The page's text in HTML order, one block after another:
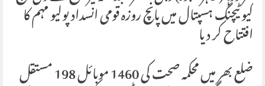
کیو ٹیچنگ ہسپتال میں پانچ روزہ قومی انسداد پولیو مہم کا
افتتاح کر دیا
ضلع بھر میں محکمہ صحت کی 1460 موبائل 198 مستقل